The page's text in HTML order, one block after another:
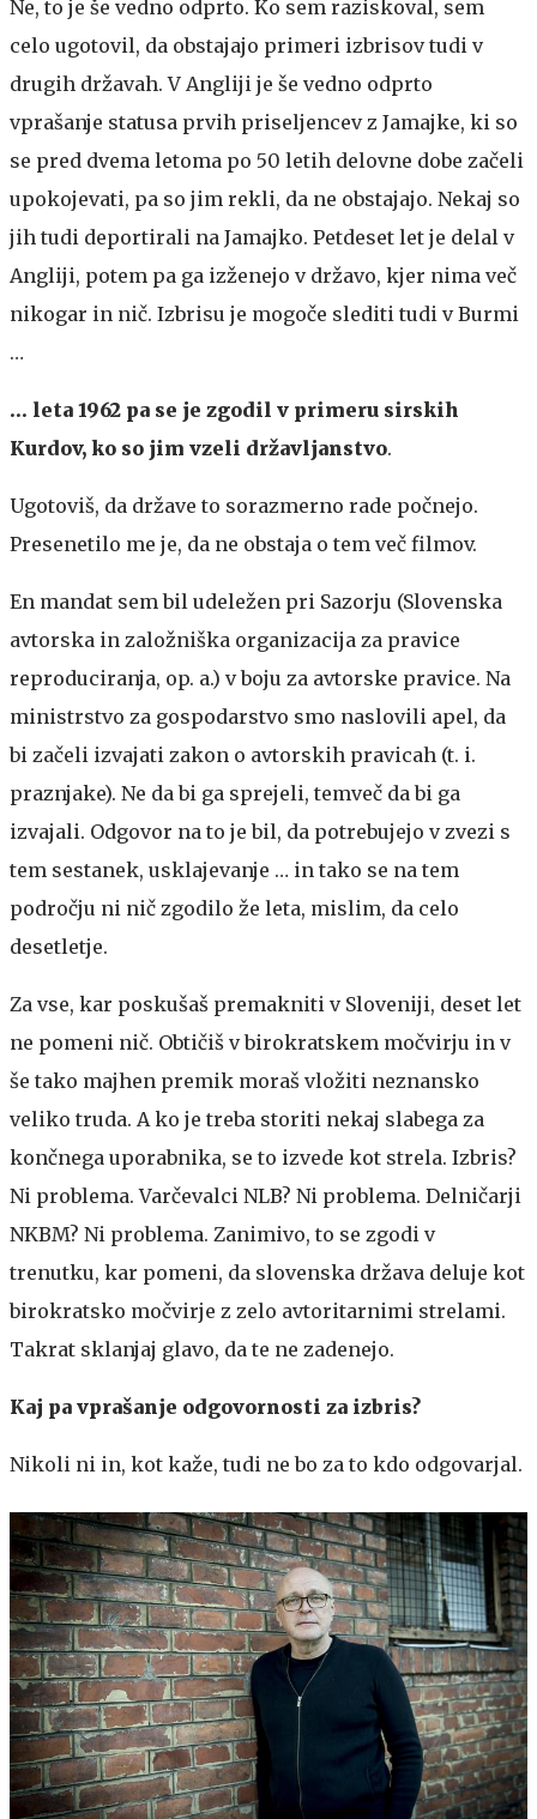
Ne, to je še vedno odprto. Ko sem raziskoval, sem
celo ugotovil, da obstajajo primeri izbrisov tudi v
drugih državah. V Angliji je še vedno odprto
vprašanje statusa prvih priseljencev z Jamajke, ki so
se pred dvema letoma po 50 letih delovne dobe začeli
upokojevati, pa so jim rekli, da ne obstajajo. Nekaj so
jih tudi deportirali na Jamajko. Petdeset let je delal v
Angliji, potem pa ga izženejo v državo, kjer nima več
nikogar in nič. Izbrisu je mogoče slediti tudi v Burmi
…
… leta 1962 pa se je zgodil v primeru sirskih
Kurdov, ko so jim vzeli državljanstvo.
Ugotoviš, da države to sorazmerno rade počnejo.
Presenetilo me je, da ne obstaja o tem več filmov.
En mandat sem bil udeležen pri Sazorju (Slovenska
avtorska in založniška organizacija za pravice
reproduciranja, op. a.) v boju za avtorske pravice. Na
ministrstvo za gospodarstvo smo naslovili apel, da
bi začeli izvajati zakon o avtorskih pravicah (t. i.
praznjake). Ne da bi ga sprejeli, temveč da bi ga
izvajali. Odgovor na to je bil, da potrebujejo v zvezi s
tem sestanek, usklajevanje … in tako se na tem
področju ni nič zgodilo že leta, mislim, da celo
desetletje.
Za vse, kar poskušaš premakniti v Sloveniji, deset let
ne pomeni nič. Obtičiš v birokratskem močvirju in v
še tako majhen premik moraš vložiti neznansko
veliko truda. A ko je treba storiti nekaj slabega za
končnega uporabnika, se to izvede kot strela. Izbris?
Ni problema. Varčevalci NLB? Ni problema. Delničarji
NKBM? Ni problema. Zanimivo, to se zgodi v
trenutku, kar pomeni, da slovenska država deluje kot
birokratsko močvirje z zelo avtoritarnimi strelami.
Takrat sklanjaj glavo, da te ne zadenejo.
Kaj pa vprašanje odgovornosti za izbris?
Nikoli ni in, kot kaže, tudi ne bo za to kdo odgovarjal.